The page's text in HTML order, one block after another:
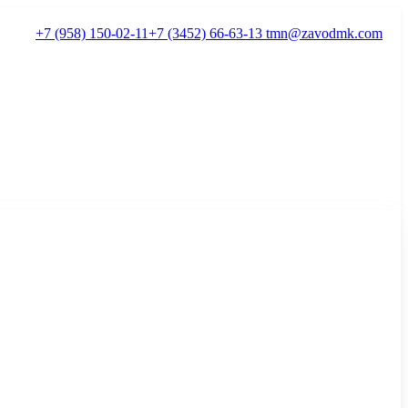
+7 (958) 150-02-11+7 (3452) 66-63-13 tmn@zavodmk.com